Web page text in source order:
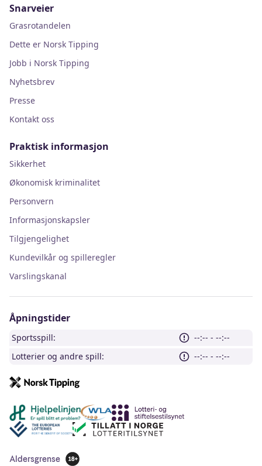
Snarveier
Grasrotandelen
Dette er Norsk Tipping
Jobb i Norsk Tipping
Nyhetsbrev
Presse
Kontakt oss
Praktisk informasjon
Sikkerhet
Økonomisk kriminalitet
Personvern
Informasjonskapsler
Tilgjengelighet
Kundevilkår og spilleregler
Varslingskanal
Åpningstider
Sportsspill:
--:-- - --:--
Lotterier og andre spill:
--:-- - --:--
Andre lenker
Aldersgrense